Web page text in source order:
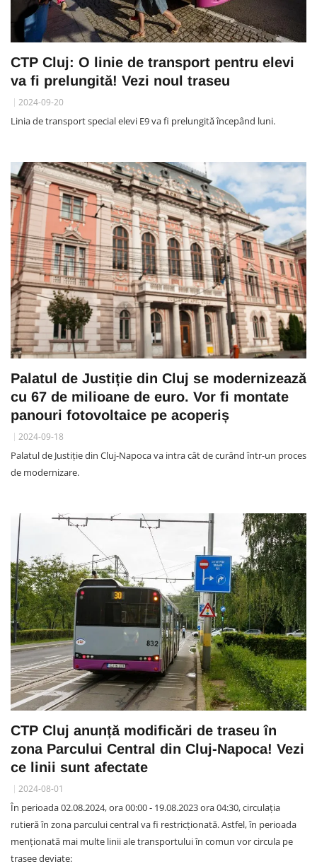
CTP Cluj: O linie de transport pentru elevi
va fi prelungită! Vezi noul traseu
2024-09-20
Linia de transport special elevi E9 va fi prelungită începând luni.
Palatul de Justiție din Cluj se modernizează
cu 67 de milioane de euro. Vor fi montate
panouri fotovoltaice pe acoperiș
2024-09-18
Palatul de Justiție din Cluj-Napoca va intra cât de curând într-un proces
de modernizare.
CTP Cluj anunță modificări de traseu în
zona Parcului Central din Cluj-Napoca! Vezi
ce linii sunt afectate
2024-08-01
În perioada 02.08.2024, ora 00:00 - 19.08.2023 ora 04:30, circulația
rutieră în zona parcului central va fi restricționată. Astfel, în perioada
menționată mai multe linii ale transportului în comun vor circula pe
trasee deviate: